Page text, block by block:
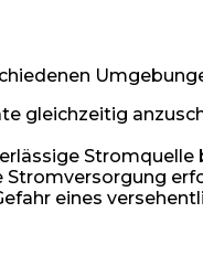
gleichzeitig
Stromquelle
eines